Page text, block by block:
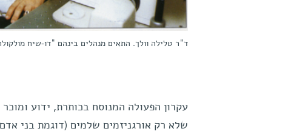
ד"ר טלילה וולך. התאים מנהלים בינהם "דו-שיח
עקרון הפעולה המנוסח בכותרת, ידוע
שלא רק אורגניזמים שלמים (דוגמת בני